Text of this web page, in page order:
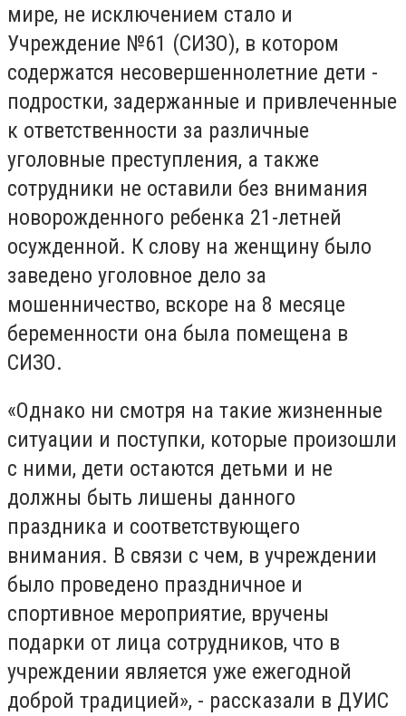
мире, не исключением стало и
Учреждение №61 (СИЗО), в котором
содержатся несовершеннолетние дети -
подростки, задержанные и привлеченные
к ответственности за различные
уголовные преступления, а также
сотрудники не оставили без внимания
новорожденного ребенка 21-летней
осужденной. К слову на женщину было
заведено уголовное дело за
мошенничество, вскоре на 8 месяце
беременности она была помещена в
СИЗО.
«Однако ни смотря на такие жизненные
ситуации и поступки, которые произошли
с ними, дети остаются детьми и не
должны быть лишены данного
праздника и соответствующего
внимания. В связи с чем, в учреждении
было проведено праздничное и
спортивное мероприятие, вручены
подарки от лица сотрудников, что в
учреждении является уже ежегодной
доброй традицией», - рассказали в ДУИС